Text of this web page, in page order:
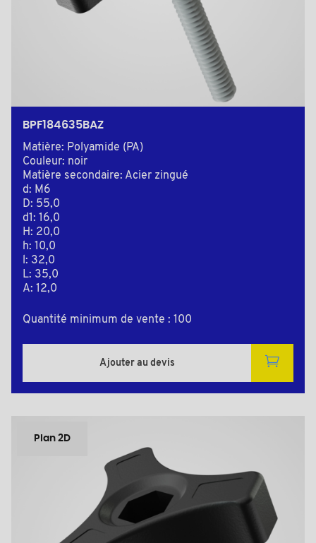
BPF184635BAZ
Matière: Polyamide (PA)
Couleur: noir
Matière secondaire: Acier zingué
d: M6
D: 55,0
d1: 16,0
H: 20,0
h: 10,0
l: 32,0
L: 35,0
A: 12,0
Quantité minimum de vente : 100
Ajouter au devis
Plan 2D